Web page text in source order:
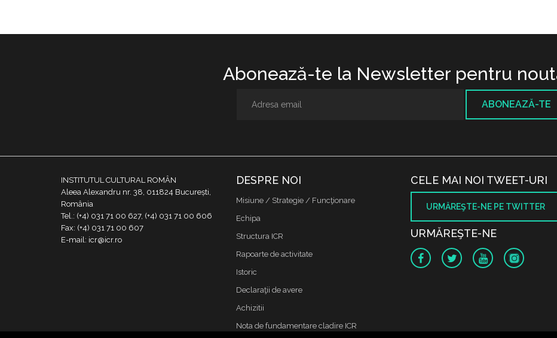
Abonează-te la Newsletter pentru
ABONEAZĂ-TE
INSTITUTUL CULTURAL ROMÂN
Aleea Alexandru nr. 38, 011824 București,
România
Tel.: (+4) 031 71 00 627, (+4) 031 71 00 606
Fax: (+4) 031 71 00 607
E-mail: icr@icr.ro
DESPRE NOI
Misiune / Strategie / Funcţionare
Echipa
Structura ICR
Rapoarte de activitate
Istoric
Declaraţii de avere
Achizitii
Nota de fundamentare cladire ICR
CELE MAI NOI TWEET-URI
URMĂREŞTE-NE PE TWITTER
URMĂREŞTE-NE